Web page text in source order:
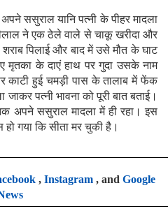
ससुराल यानि पत्नी के पीहर मादला
ने एक ठेले वाले से चाकू खरीदा और
पिलाई और बाद में उसे मौत के घाट
मृतका के दाएं हाथ पर गुदा उसके नाम
काटी हुई चमड़ी पास के तालाब में फेंक
पत्नी भावना को पूरी बात बताई।
अपने ससुराल मादला में ही रहा। इस
हो गया कि सीता मर चुकी है।
, Instagram, and Google